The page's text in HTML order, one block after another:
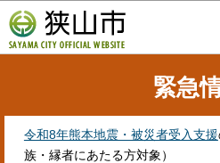
の
ペ
緊急
令和8年熊本地震・被災者受入支援
族・縁者にあたる方対象）